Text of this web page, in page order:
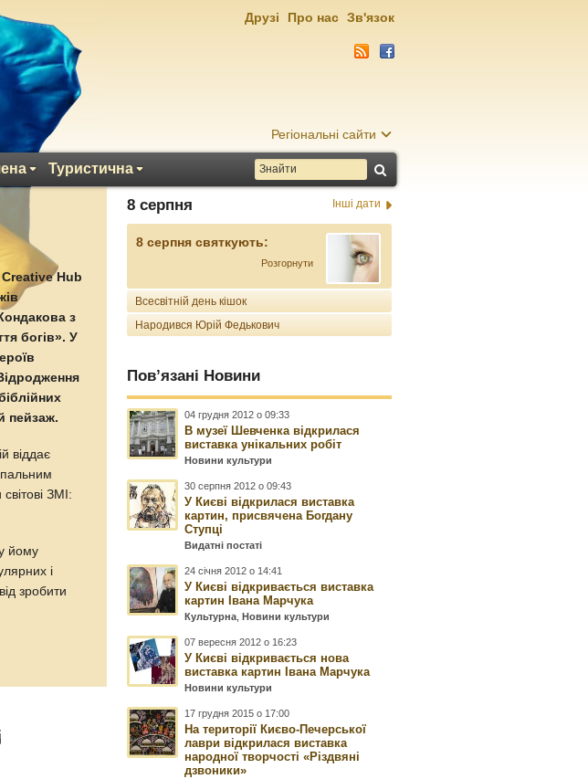
Регіональні сайти
Туристична
Друзі Про нас Зв'язок
Hub
з
богів». У
пейзаж.
віддає
ЗМІ:
йому
і
зробити
8 серпня Інші дати
8 серпня святкують:
Розгорнути
Всесвітній день кішок
Народився Юрій Федькович
Пов’язані Новини
04 грудня 2012 о 09:33
В музеї Шевченка відкрилася
виставка унікальних робіт
Новини культури
30 серпня 2012 о 09:43
У Києві відкрилася виставка
картин, присвячена Богдану
Ступці
Видатні постаті
24 січня 2012 о 14:41
У Києві відкривається виставка
картин Івана Марчука
Культурна Новини культури
07 вересня 2012 о 16:23
У Києві відкривається нова
виставка картин Івана Марчука
Новини культури
17 грудня 2015 о 17:00
На території Києво-Печерської
лаври відкрилася виставка
народної творчості «Різдвяні
дзвоники»